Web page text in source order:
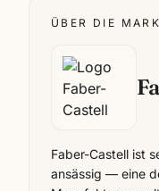
ÜBER DIE
Faber-Castell ist
ansässig — eine